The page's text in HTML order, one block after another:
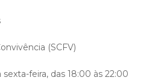
(SCFV)
feira, das 18:00 às 22:00